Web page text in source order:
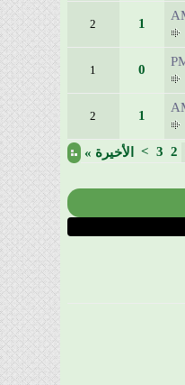
1
2
0
1
1
2
2
3
> الأخيرة »